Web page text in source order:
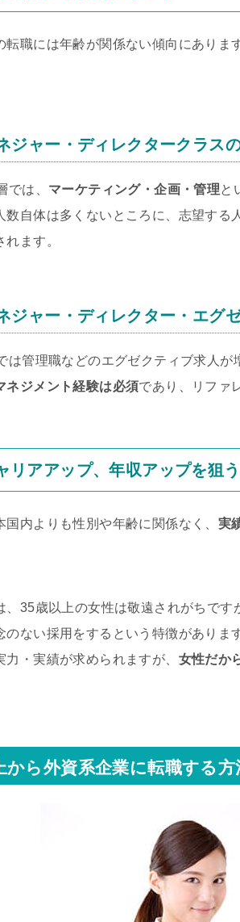
転職には年齢が関係ない傾向にありま
ジャー・ディレクタークラス
では、 マーケティング・企画・管理と
数自体は多くないところに、志望す
れます。
ジャー・ディレクター・エグ
は管理職などのエグゼクティブ求人が
ネジメント経験は必須であり、リファ
リアアップ、年収アップを狙
国内よりも性別や年齢に関係なく、 実
、35歳以上の女性は敬遠されがちで
のない採用をするという特徴がありま
力・実績が求められますが、 女性だか
から外資系企業に転職する方